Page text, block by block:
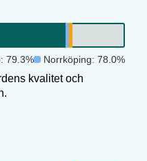
79.3% Norrköping: 78.0%
kvalitet och